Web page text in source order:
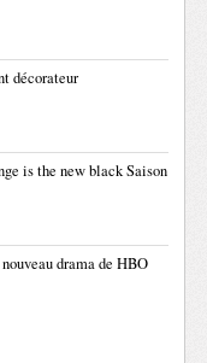
décorateur
is the new black Saison
drama de HBO